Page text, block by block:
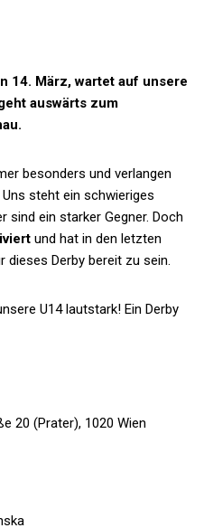
14. März, wartet auf unsere
auswärts zum
besonders und verlangen
steht ein schwieriges
sind ein starker Gegner. Doch
und hat in den letzten
dieses Derby bereit zu sein.
U14 lautstark! Ein Derby
20 (Prater), 1020 Wien